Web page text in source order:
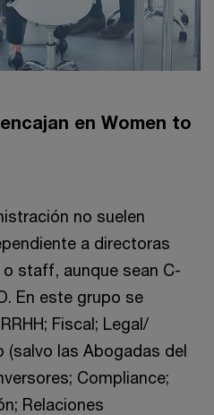
en Women to
no suelen
a directoras
staff, aunque sean C-
En este grupo se
Fiscal; Legal/
(salvo las Abogadas del
Compliance;
Relaciones